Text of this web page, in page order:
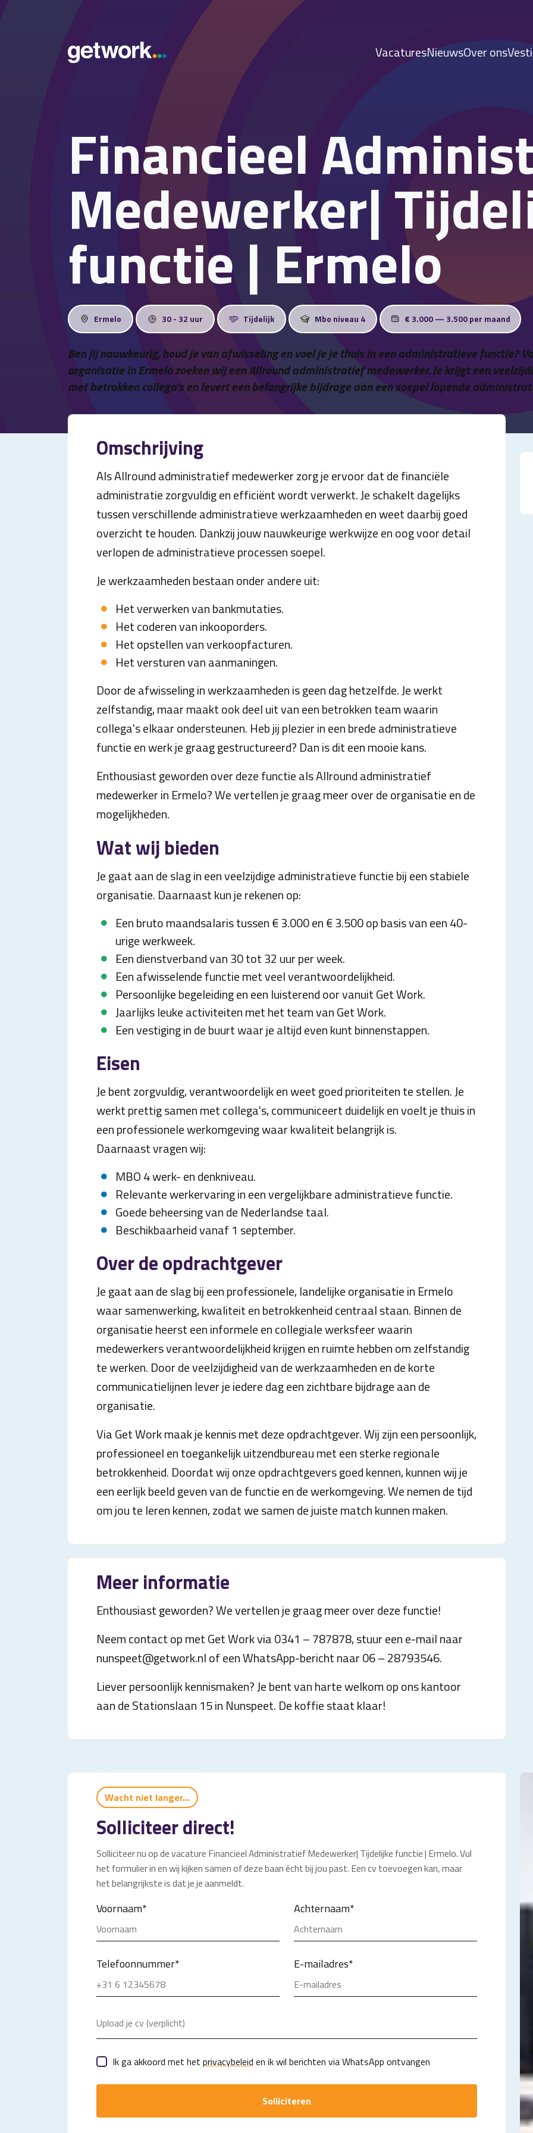
VacaturesNieuwsOver ons
Financieel
Medewerker|
functie | Ermelo
Ermelo 30 - 32 uur Tijdelijk Mbo niveau 4 € 3.000 — 3.500 per maand
Ben jij nauwkeurig, houd je van afwisseling en voel je je thuis in een administratieve functie?
organisatie in Ermelo zoeken wij een Allround administratief medewerker. Je krijgt een
met betrokken collega's en levert een belangrijke bijdrage aan een soepel lopende
Omschrijving
Als Allround administratief medewerker zorg je ervoor dat de financiële
administratie zorgvuldig en efficiënt wordt verwerkt. Je schakelt dagelijks
tussen verschillende administratieve werkzaamheden en weet daarbij goed
overzicht te houden. Dankzij jouw nauwkeurige werkwijze en oog voor detail
verlopen de administratieve processen soepel.
Je werkzaamheden bestaan onder andere uit:
Het verwerken van bankmutaties.
Het coderen van inkooporders.
Het opstellen van verkoopfacturen.
Het versturen van aanmaningen.
Door de afwisseling in werkzaamheden is geen dag hetzelfde. Je werkt
zelfstandig, maar maakt ook deel uit van een betrokken team waarin
collega's elkaar ondersteunen. Heb jij plezier in een brede administratieve
functie en werk je graag gestructureerd? Dan is dit een mooie kans.
Enthousiast geworden over deze functie als Allround administratief
medewerker in Ermelo? We vertellen je graag meer over de organisatie en de
mogelijkheden.
Wat wij bieden
Je gaat aan de slag in een veelzijdige administratieve functie bij een stabiele
organisatie. Daarnaast kun je rekenen op:
Een bruto maandsalaris tussen € 3.000 en € 3.500 op basis van een 40-
urige werkweek.
Een dienstverband van 30 tot 32 uur per week.
Een afwisselende functie met veel verantwoordelijkheid.
Persoonlijke begeleiding en een luisterend oor vanuit Get Work.
Jaarlijks leuke activiteiten met het team van Get Work.
Een vestiging in de buurt waar je altijd even kunt binnenstappen.
Eisen
Je bent zorgvuldig, verantwoordelijk en weet goed prioriteiten te stellen. Je
werkt prettig samen met collega's, communiceert duidelijk en voelt je thuis in
een professionele werkomgeving waar kwaliteit belangrijk is.
Daarnaast vragen wij:
MBO 4 werk- en denkniveau.
Relevante werkervaring in een vergelijkbare administratieve functie.
Goede beheersing van de Nederlandse taal.
Beschikbaarheid vanaf 1 september.
Over de opdrachtgever
Je gaat aan de slag bij een professionele, landelijke organisatie in Ermelo
waar samenwerking, kwaliteit en betrokkenheid centraal staan. Binnen de
organisatie heerst een informele en collegiale werksfeer waarin
medewerkers verantwoordelijkheid krijgen en ruimte hebben om zelfstandig
te werken. Door de veelzijdigheid van de werkzaamheden en de korte
communicatielijnen lever je iedere dag een zichtbare bijdrage aan de
organisatie.
Via Get Work maak je kennis met deze opdrachtgever. Wij zijn een persoonlijk,
professioneel en toegankelijk uitzendbureau met een sterke regionale
betrokkenheid. Doordat wij onze opdrachtgevers goed kennen, kunnen wij je
een eerlijk beeld geven van de functie en de werkomgeving. We nemen de tijd
om jou te leren kennen, zodat we samen de juiste match kunnen maken.
Meer informatie
Enthousiast geworden? We vertellen je graag meer over deze functie!
Neem contact op met Get Work via 0341 – 787878, stuur een e-mail naar
nunspeet@getwork.nl of een WhatsApp-bericht naar 06 – 28793546.
Liever persoonlijk kennismaken? Je bent van harte welkom op ons kantoor
aan de Stationslaan 15 in Nunspeet. De koffie staat klaar!
Wacht niet langer...
Solliciteer direct!
Solliciteer nu op de vacature Financieel Administratief Medewerker| Tijdelijke functie | Ermelo. Vul
het formulier in en wij kijken samen of deze baan écht bij jou past. Een cv toevoegen kan, maar
het belangrijkste is dat je je aanmeldt.
Voornaam* Achternaam*
Telefoonnummer* E-mailadres*
Upload je cv (verplicht)
Ik ga akkoord met het privacybeleid en ik wil berichten via WhatsApp ontvangen
Solliciteren